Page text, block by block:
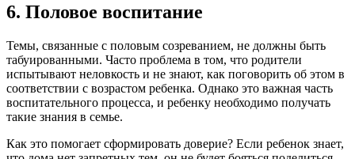
6. Половое воспитание
Темы, связанные с половым созреванием, не должны быть
табуированными. Часто проблема в том, что родители
испытывают неловкость и не знают, как поговорить об этом в
соответствии с возрастом ребенка. Однако это важная часть
воспитательного процесса, и ребенку необходимо получать
такие знания в семье.
Как это помогает сформировать доверие? Если ребенок знает,